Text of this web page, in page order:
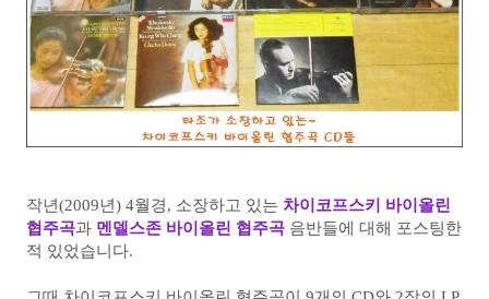
작년(2009년) 4월경, 소장하고 있는 차이코프스키 바이올린
협주곡과 멘델스존 바이올린 협주곡 음반들에 대해 포스팅한
적 있었습니다.